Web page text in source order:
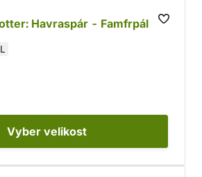
Havraspár - Famfrpál
Vyber velikost